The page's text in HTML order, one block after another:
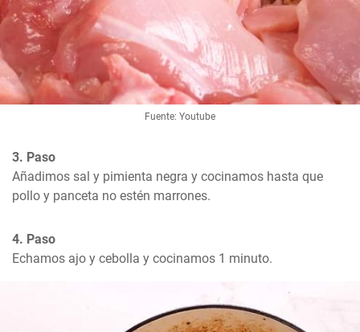
Fuente: Youtube
3. Paso
Añadimos sal y pimienta negra y cocinamos hasta que
pollo y panceta no estén marrones.
4. Paso
Echamos ajo y cebolla y cocinamos 1 minuto.